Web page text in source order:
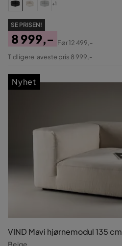
+1
SE PRISEN!
Pris
8 999,-
Original
Før12 499,-
Tidligere laveste pris 8 999,-
VIND Mavi hjørnemodul 135 cm
Beige
Nyhet